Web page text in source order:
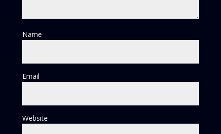
Name
Email
Website